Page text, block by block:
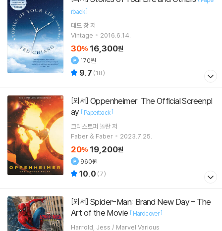
rback]
테드 창저
Vintage
2016.6.14.
30% 16,300원
170원
9.7 (18)
[외서]
ay [ Paperback]
크리스토퍼 놀란저
Faber & Faber
2023.7.25.
20% 19,200원
960원
10.0 (7)
[외서]
Art of the Movie [ Hardcover]
Harrold, Jess / Marvel Various